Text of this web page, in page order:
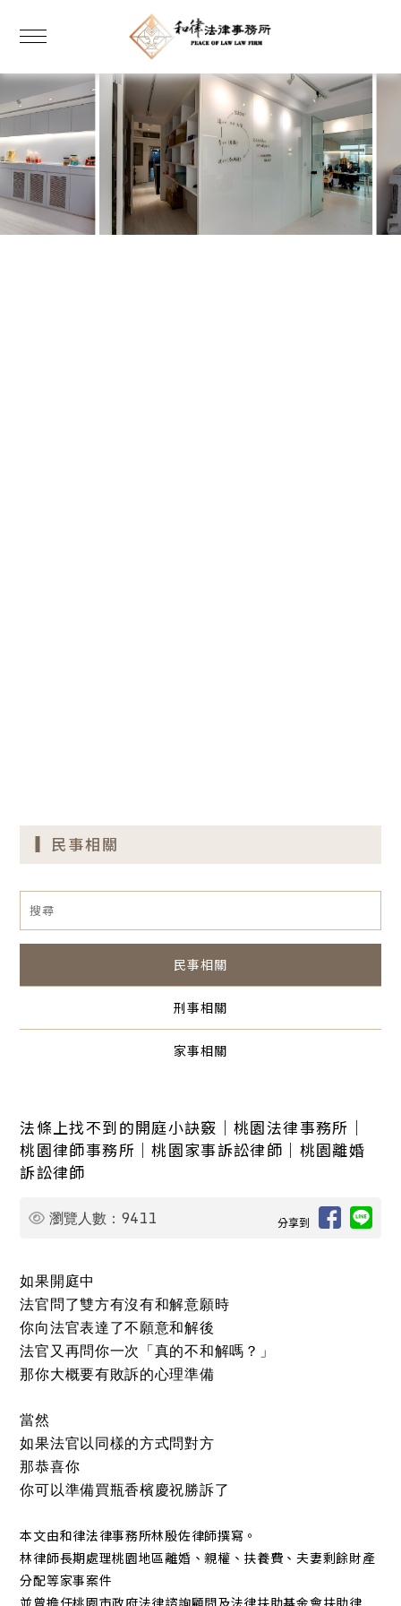
民事相關
民事相關
刑事相關
家事相關
法條上找不到的開庭小訣竅｜桃園法律事務所｜
桃園律師事務所｜桃園家事訴訟律師｜桃園離婚
訴訟律師
分享到
瀏覽人數： 9411
如果開庭中
法官問了雙方有沒有和解意願時
你向法官表達了不願意和解後
法官又再問你一次「真的不和解嗎？」
那你大概要有敗訴的心理準備
當然
如果法官以同樣的方式問對方
那恭喜你
你可以準備買瓶香檳慶祝勝訴了
本文由和律法律事務所林殷佐律師撰寫。
林律師長期處理桃園地區離婚、親權、扶養費、夫妻剩餘財產
分配等家事案件